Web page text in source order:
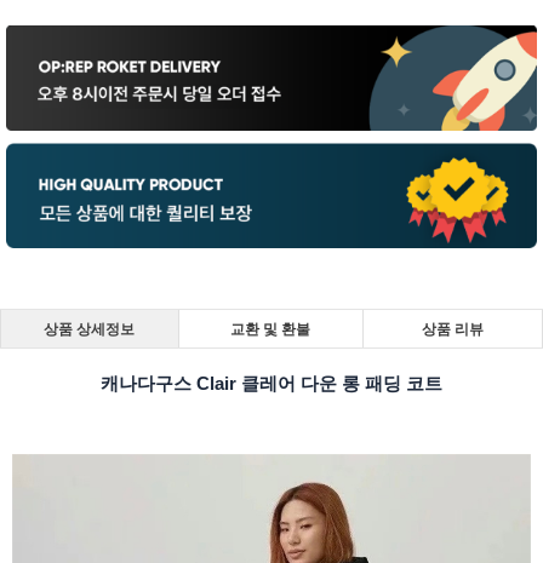
상품 상세정보 교환 및 환불 상품 리뷰
캐나다구스 Clair 클레어 다운 롱 패딩 코트